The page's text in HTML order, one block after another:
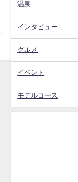
温泉
インタビュー
グルメ
イベント
モデルコース